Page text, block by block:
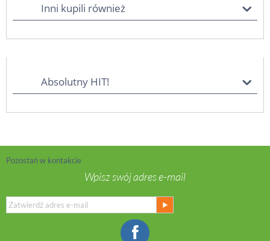
Inni kupili również
Absolutny HIT!
Pozostań w kontakcie
Wpisz swój adres e-mail